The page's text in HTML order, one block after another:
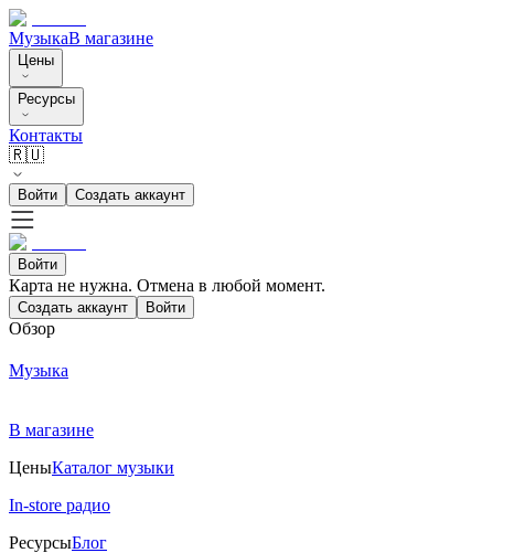
МузыкаВ магазине
Цены
Ресурсы
Контакты
🇷🇺
Войти Создать аккаунт
Войти
Карта не нужна. Отмена в любой момент.
Создать аккаунт Войти
Обзор
Музыка
В магазине
ЦеныКаталог музыки
In-store радио
РесурсыБлог